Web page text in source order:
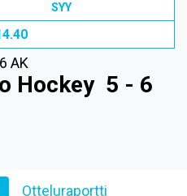
SYY
AK
Hockey 5 - 6
Otteluraportti